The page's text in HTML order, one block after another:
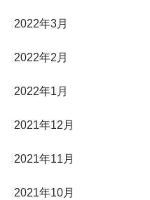
2022年3月
2022年2月
2022年1月
2021年12月
2021年11月
2021年10月